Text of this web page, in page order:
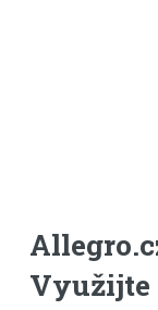
Využijte